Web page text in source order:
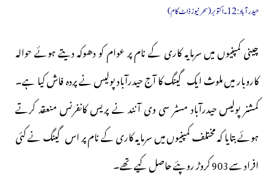
حیدرآباد: 12۔اکتوبر(سحرنیوزڈاٹ کام)
چینی کمپنیوں میں سرمایہ کاری کے نام پر عوام کو دھوکہ دیتے ہوئے حوالہ
کاروبار میں ملوث ایک گینگ کا آج حیدرآباد پولیس نے پردہ فاش کیا ہے۔
کمشنر پولیس حیدرآباد مسٹر سی وی آنند نے پریس کانفرنس منعقد کرتے
ہوئے بتایا کہ مختلف کمپنیوں میں سرمایہ کاری کے نام پر اس گینگ نے کئی
افراد سے 903 کروڑ روپئے حاصل کیے تھے۔